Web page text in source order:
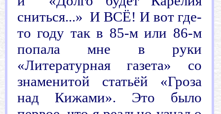
сниться...» И ВСЁ! И вот где-
то году так в 85-м или 86-м
попала мне в руки
«Литературная газета» со
знаменитой статьёй «Гроза
над Кижами». Это было